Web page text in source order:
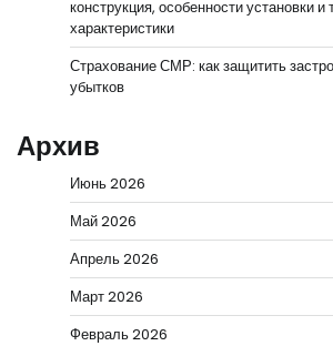
конструкция, особенности установки и
характеристики
Страхование СМР: как защитить
убытков
Архив
Июнь 2026
Май 2026
Апрель 2026
Март 2026
Февраль 2026